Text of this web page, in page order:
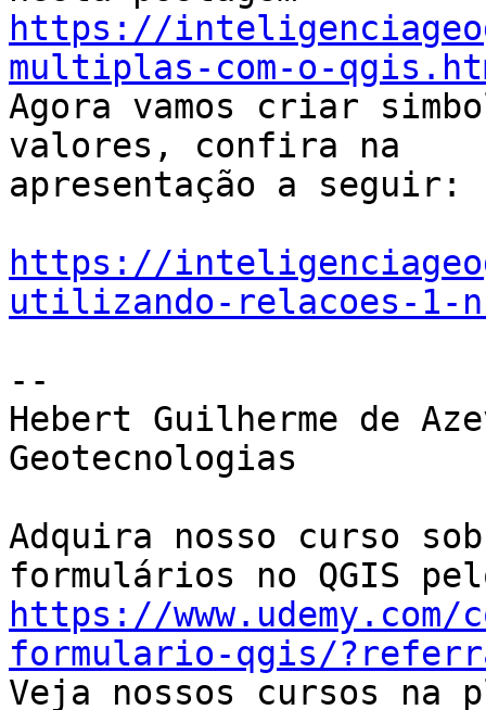
https://
multiplas-com-o-
Agora vamos criar
valores, confira na
apresentação a seguir:
https://
utilizando-relacoes-1-
--
Hebert Guilherme de
Geotecnologias
Adquira nosso curso
https://
formulario-qgis/